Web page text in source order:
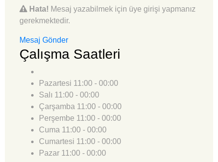
Hata! Mesaj yazabilmek için üye girişi yapmanız
gerekmektedir.
Mesaj Gönder
Çalışma Saatleri
Pazartesi 11:00 - 00:00
Salı 11:00 - 00:00
Çarşamba 11:00 - 00:00
Perşembe 11:00 - 00:00
Cuma 11:00 - 00:00
Cumartesi 11:00 - 00:00
Pazar 11:00 - 00:00